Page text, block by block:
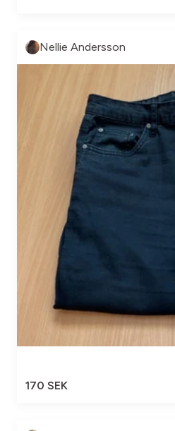
Nellie Andersson
170 SEK